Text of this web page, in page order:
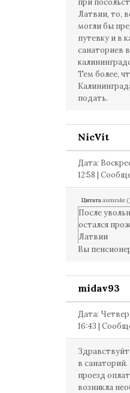
при
Латвии, то,
могли бы
путевку и в
санаториев в
Тем более,
подать.
NicVit
Дата:
12:58 |
Цитатаaumrake ()
После
остался
Латвии
Вы
midav93
Дата:
16:43 |
в
проезд
возникла